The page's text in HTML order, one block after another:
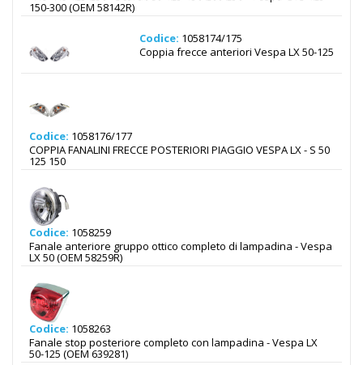
150-300 (OEM 58142R)
Codice: 1058174/175
Coppia frecce anteriori Vespa LX 50-125
Codice: 1058176/177
COPPIA FANALINI FRECCE POSTERIORI PIAGGIO VESPA LX - S 50
125 150
Codice: 1058259
Fanale anteriore gruppo ottico completo di lampadina - Vespa
LX 50 (OEM 58259R)
Codice: 1058263
Fanale stop posteriore completo con lampadina - Vespa LX
50-125 (OEM 639281)